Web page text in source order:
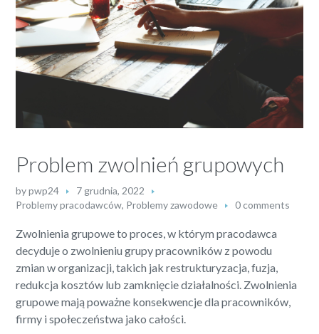
Problem zwolnień grupowych
bypwp24
7 grudnia, 2022
Problemy pracodawców, Problemy zawodowe 0 comments
Zwolnienia grupowe to proces, w którym pracodawca
decyduje o zwolnieniu grupy pracowników z powodu
zmian w organizacji, takich jak restrukturyzacja, fuzja,
redukcja kosztów lub zamknięcie działalności. Zwolnienia
grupowe mają poważne konsekwencje dla pracowników,
firmy i społeczeństwa jako całości.